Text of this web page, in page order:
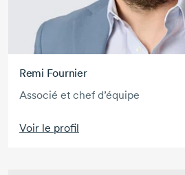
Remi Fournier
Associé et chef d’équipe
Voir le profil